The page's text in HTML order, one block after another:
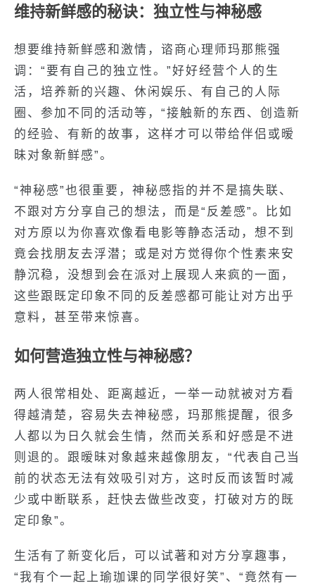
维持新鲜感的秘诀：独立性与神秘感
想要维持新鲜感和激情，谘商心理师玛那熊强
调：“要有自己的独立性。”好好经营个人的生
活，培养新的兴趣、休闲娱乐、有自己的人际
圈、参加不同的活动等，“接触新的东西、创造新
的经验、有新的故事，这样才可以带给伴侣或暧
昧对象新鲜感”。
“神秘感”也很重要，神秘感指的并不是搞失联、
不跟对方分享自己的想法，而是“反差感”。比如
对方原以为你喜欢像看电影等静态活动，想不到
竟会找朋友去浮潜；或是对方觉得你个性素来安
静沉稳，没想到会在派对上展现人来疯的一面，
这些跟既定印象不同的反差感都可能让对方出乎
意料，甚至带来惊喜。
如何营造独立性与神秘感？
两人很常相处、距离越近，一举一动就被对方看
得越清楚，容易失去神秘感，玛那熊提醒，很多
人都以为日久就会生情，然而关系和好感是不进
则退的。跟暧昧对象越来越像朋友，“代表自己当
前的状态无法有效吸引对方，这时反而该暂时减
少或中断联系，赶快去做些改变，打破对方的既
定印象”。
生活有了新变化后，可以试著和对方分享趣事，
“我有个一起上瑜珈课的同学很好笑”、“竟然有一